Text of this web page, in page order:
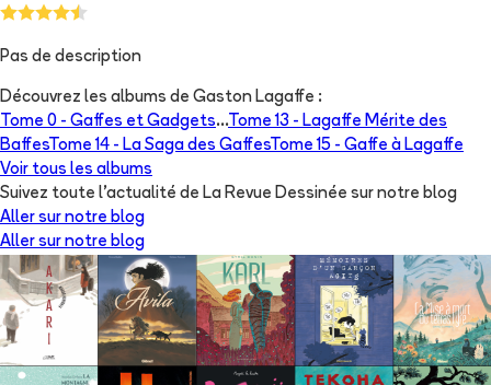
Pas de description
Découvrez les albums de Gaston Lagaffe :
Tome 0 - Gaffes et Gadgets...Tome 13 - Lagaffe Mérite des
BaffesTome 14 - La Saga des GaffesTome 15 - Gaffe à Lagaffe
Voir tous les albums
Suivez toute l'actualité de La Revue Dessinée sur notre blog
Aller sur notre blog
Aller sur notre blog